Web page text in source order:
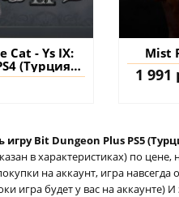
Cat - Ys IX:
(Турция)
на
Mist
1 991
игру Bit Dungeon Plus PS5
в характеристиках) по цене,
на аккаунт, игра навсегда
игра будет у вас на аккаунте)